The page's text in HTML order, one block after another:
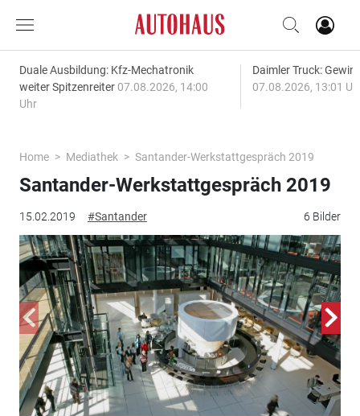
Duale Ausbildung: Kfz-Mechatronik
weiter Spitzenreiter 07.08.2026, 14:00
Uhr
Daimler Truck:
07.08.2026, 13:01
Home Mediathek Santander-Werkstattgespräch 2019
15.02.2019 #Santander 6 Bilder
Santander-Werkstattgespräch 2019